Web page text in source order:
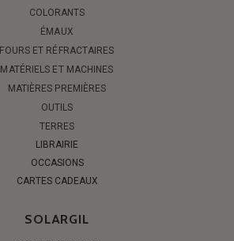
COLORANTS
ÉMAUX
FOURS ET RÉFRACTAIRES
MATÉRIELS ET MACHINES
MATIÈRES PREMIÈRES
OUTILS
TERRES
LIBRAIRIE
OCCASIONS
CARTES CADEAUX
SOLARGIL